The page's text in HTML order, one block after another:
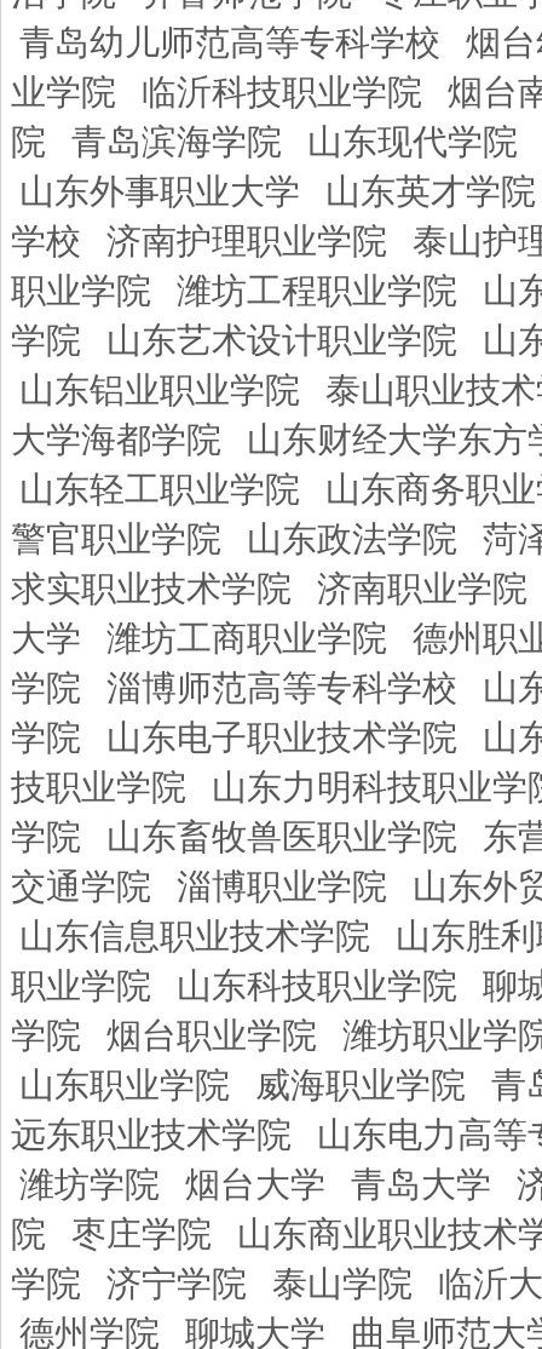
青岛幼儿师范高等专科学校
烟
业学院
临沂科技职业学院
烟台
院
青岛滨海学院
山东现代学院
山东外事职业大学
山东英才学院
学校
济南护理职业学院
泰山护
职业学院
潍坊工程职业学院
山
学院
山东艺术设计职业学院
山
山东铝业职业学院
泰山职业技
大学海都学院
山东财经大学东方
山东轻工职业学院
山东商务职
警官职业学院
山东政法学院
菏
求实职业技术学院
济南职业学院
大学
潍坊工商职业学院
德州职
学院
淄博师范高等专科学校
山
学院
山东电子职业技术学院
山
技职业学院
山东力明科技职业学
学院
山东畜牧兽医职业学院
东
交通学院
淄博职业学院
山东外
山东信息职业技术学院
山东胜
职业学院
山东科技职业学院
聊
学院
烟台职业学院
潍坊职业学
山东职业学院
威海职业学院
青
远东职业技术学院
山东电力高等
潍坊学院
烟台大学 青岛大学
院
枣庄学院
山东商业职业技术
学院
济宁学院 泰山学院
临沂
德州学院
聊城大学
曲阜师范大